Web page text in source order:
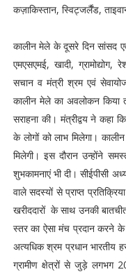
कज़ाकिस्तान, स्विट्जर्लैंड,
कालीन मेले के दूसरे दिन सांसद
एमएसएमई, खादी,
सचान व मंत्री श्रम एवं
कालीन मेले का अवलोकन किया
सराहना की। मंत्रीद्वय ने
के लोगों को लाभ मिलेगा।
मिलेगी। इस दौरान उन्होंने
शुभकामनाएं भी दी। सीईपीसी
वाले सदस्यों से प्राप्त
खरीददारों के साथ उनकी
स्तर का ऐसा मंच प्रदान करने के
अत्यधिक श्रम प्रधान भारतीय
ग्रामीण क्षेत्रों से जुड़े लगभग